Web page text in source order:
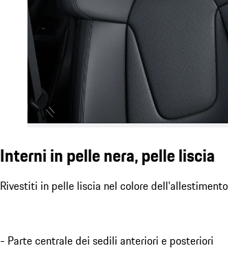
Interni in pelle nera, pelle liscia
Rivestiti in pelle liscia nel colore
- Parte centrale dei sedili anteriori e posteriori